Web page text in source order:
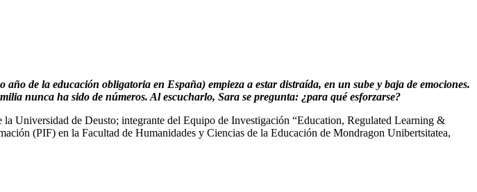
de la educación obligatoria en España) empieza a estar distraída, en un sube y baja de emociones.
nunca ha sido de números. Al escucharlo, Sara se pregunta: ¿para qué esforzarse?
Universidad de Deusto; integrante del Equipo de Investigación “Education, Regulated Learning &
(PIF) en la Facultad de Humanidades y Ciencias de la Educación de Mondragon Unibertsitatea,